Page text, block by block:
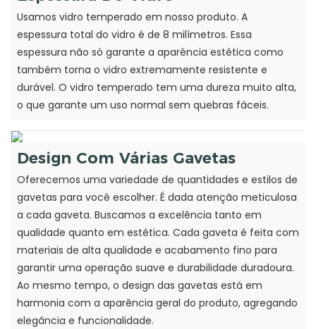
Usamos vidro temperado em nosso produto. A
espessura total do vidro é de 8 milímetros. Essa
espessura não só garante a aparência estética como
também torna o vidro extremamente resistente e
durável. O vidro temperado tem uma dureza muito alta,
o que garante um uso normal sem quebras fáceis.
Design Com Várias Gavetas
Oferecemos uma variedade de quantidades e estilos de
gavetas para você escolher. É dada atenção meticulosa
a cada gaveta. Buscamos a excelência tanto em
qualidade quanto em estética. Cada gaveta é feita com
materiais de alta qualidade e acabamento fino para
garantir uma operação suave e durabilidade duradoura.
Ao mesmo tempo, o design das gavetas está em
harmonia com a aparência geral do produto, agregando
elegância e funcionalidade.